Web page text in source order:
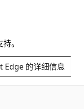
。
的详细信息